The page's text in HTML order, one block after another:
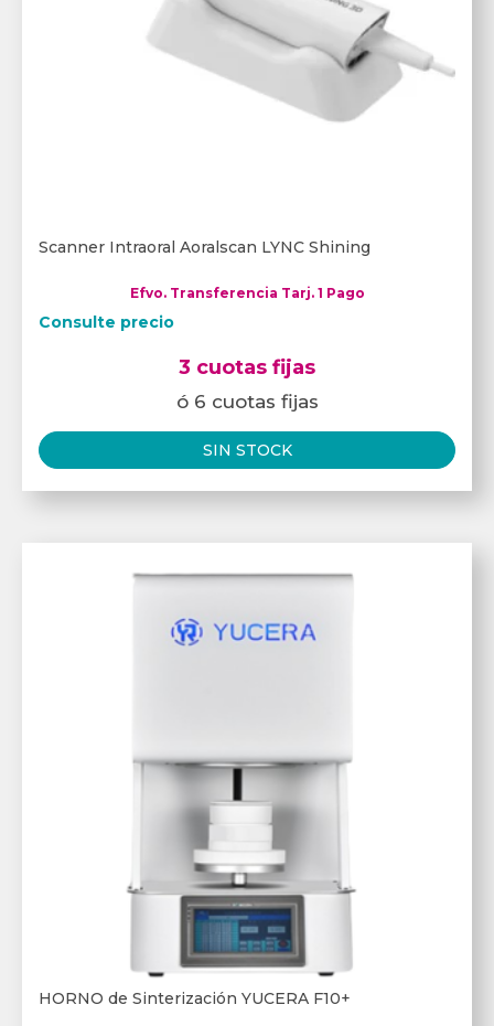
Scanner Intraoral Aoralscan LYNC Shining
Efvo. Transferencia Tarj. 1 Pago
Consulte precio
3 cuotas fijas
ó 6 cuotas fijas
SIN STOCK
HORNO de Sinterización YUCERA F10+